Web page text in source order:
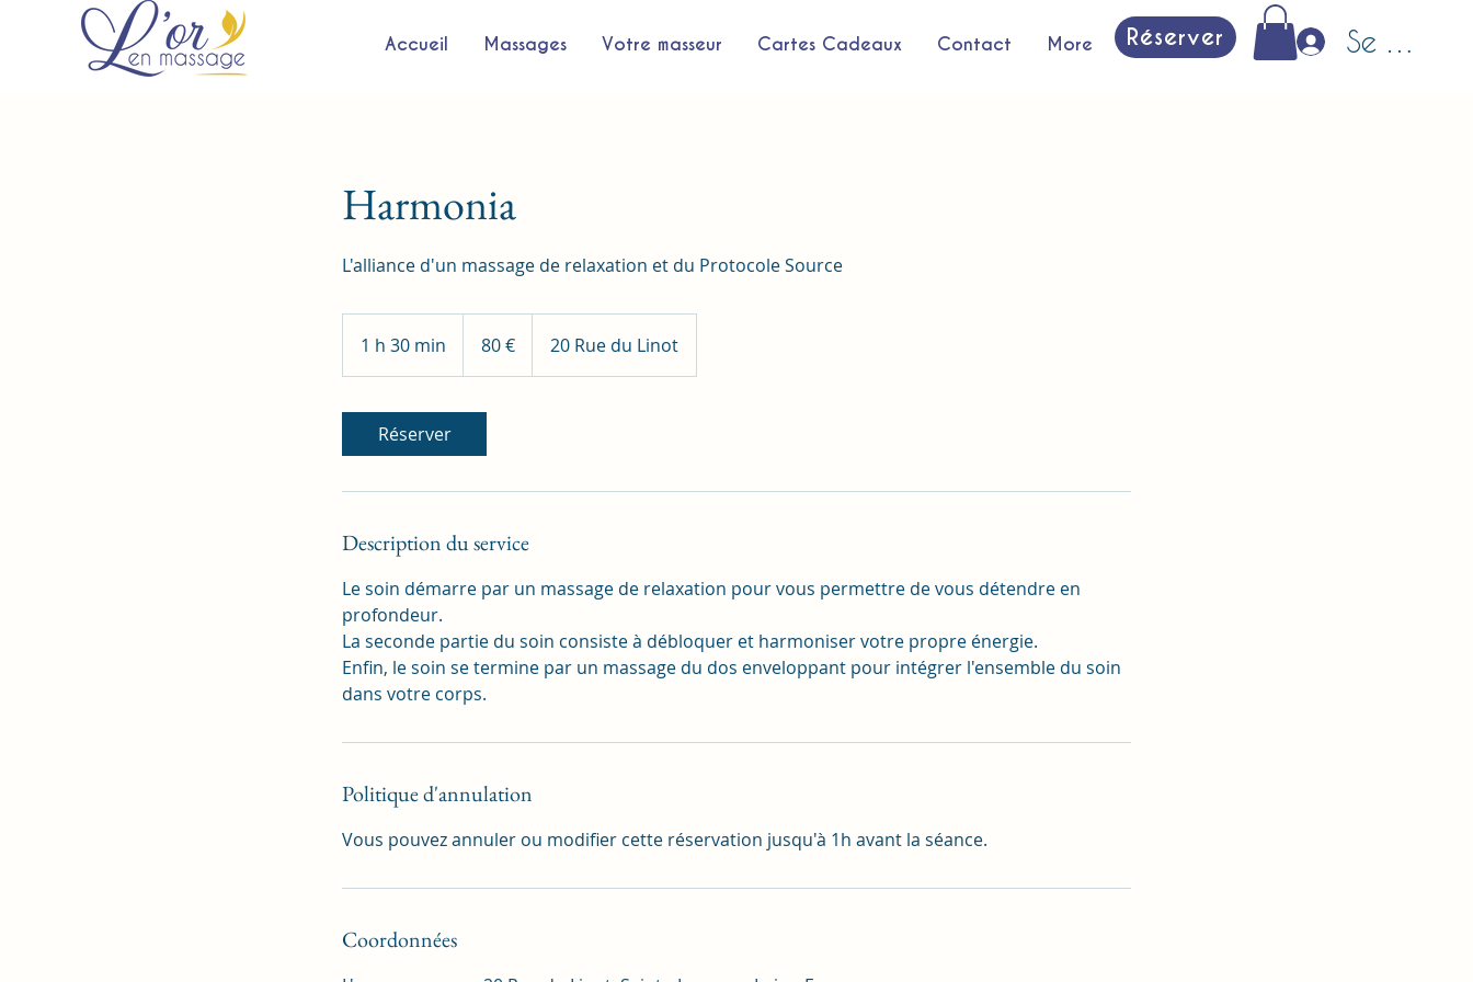
Accueil Massages Votre masseur Cartes Cadeaux Contact More Réserver Se
Harmonia
L'alliance d'un massage de relaxation et du Protocole Source
1 h 30 min
3
i
80 € 20 Rue du Linot
Réserver
Description du service
Le soin démarre par un massage de relaxation pour vous permettre de vous détendre en
profondeur.
La seconde partie du soin consiste à débloquer et harmoniser votre propre énergie.
Enfin, le soin se termine par un massage du dos enveloppant pour intégrer l'ensemble du soin
dans votre corps.
Politique d'annulation
Vous pouvez annuler ou modifier cette réservation jusqu'à 1h avant la séance.
Coordonnées